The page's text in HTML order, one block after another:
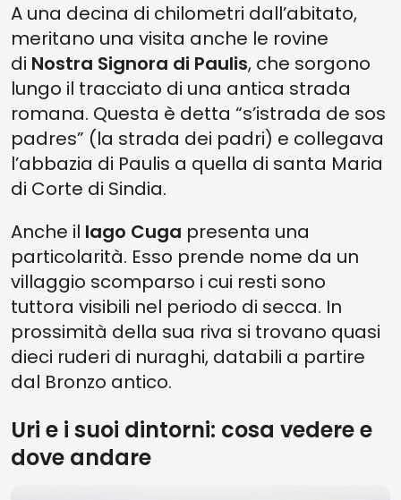
A una decina di chilometri dall’abitato,
meritano una visita anche le rovine
di Nostra Signora di Paulis, che sorgono
lungo il tracciato di una antica strada
romana. Questa è detta “s’istrada de sos
padres” (la strada dei padri) e collegava
l’abbazia di Paulis a quella di santa Maria
di Corte di Sindia.
Anche il lago Cuga presenta una
particolarità. Esso prende nome da un
villaggio scomparso i cui resti sono
tuttora visibili nel periodo di secca. In
prossimità della sua riva si trovano quasi
dieci ruderi di nuraghi, databili a partire
dal Bronzo antico.
Uri e i suoi dintorni: cosa vedere e
dove andare